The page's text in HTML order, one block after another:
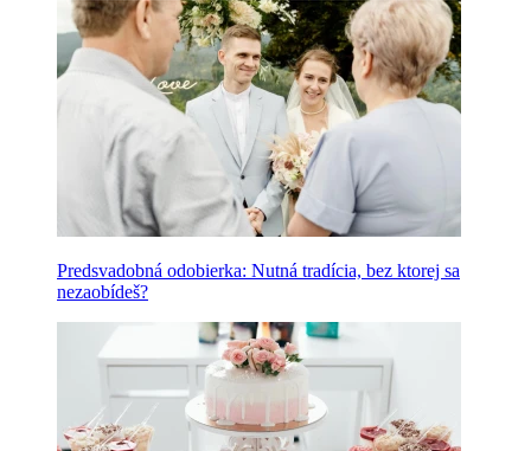
Predsvadobná odobierka: Nutná tradícia, bez ktorej sa
nezaobídeš?